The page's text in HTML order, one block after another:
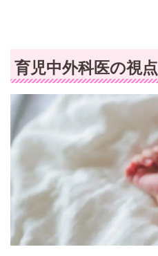
育児中外科医の視点